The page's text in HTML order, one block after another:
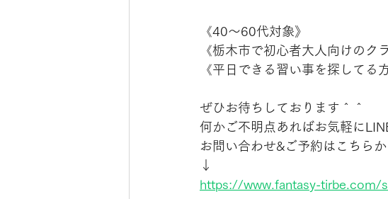
《40〜60代対象》
《栃木市で初心者大人向けのク
《平日できる習い事を探してる方
ぜひお待ちしております＾＾
何かご不明点あればお気軽に
お問い合わせ&ご予約はこちらか
↓
https://www.fantasy-tirbe.com/